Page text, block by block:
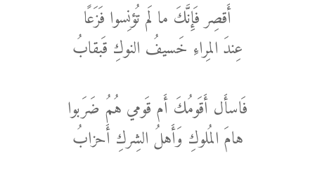
أَقصِر فَإِنَّكَ ما لَم تُؤنِسوا فَزَعًا
عِندَ المِراءِ خَسيفُ النوكِ قَبقابُ
فَاسأَل أَقَومُكَ أَم قَومي هُمُ ضَرَبوا
هامَ المُلوكِ وَأَهلُ الشِركِ أَحزابُ